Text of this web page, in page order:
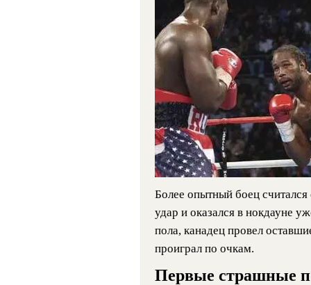
Более опытный боец
удар и оказался в нокдауне
пола, канадец провел
проиграл по очкам.
Первые страшные